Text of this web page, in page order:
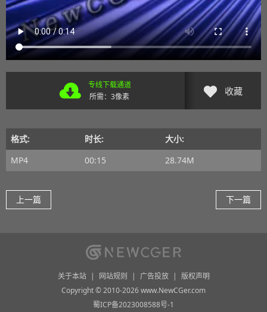
专线下载通道
所需：3像素
收藏
格式: 时长:
大小:
MP4
00:15 28.74M
上一篇 下一篇
关于本站 | 网站规则 | 广告投放 | 版权声明
Copyright © 2010-2026 www.NewCGer.com
蜀ICP备2023008588号-1